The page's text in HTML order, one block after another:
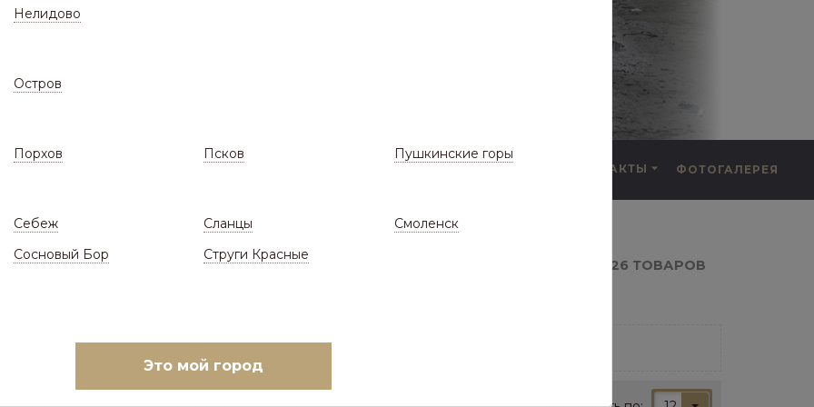
КОНТАКТЫ ФОТОГАЛЕРЕЯ
Профнастил ЗКиФС Столбы, поперечены (цветные)
26 ТОВАРОВ
Нелидово
Остров
Порхов Псков Пушкинские горы
Себеж Сланцы
Смоленск
Сосновый Бор Струги Красные
Это мой город